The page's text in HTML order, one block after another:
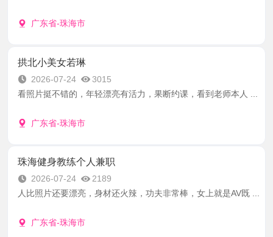
广东省-珠海市
拱北小美女若琳
2026-07-24
3015
看照片挺不错的，年轻漂亮有活力，果断约课，看到老师本人 ...
广东省-珠海市
珠海健身教练个人兼职
2026-07-24
2189
人比照片还要漂亮，身材还火辣，功夫非常棒，女上就是AV既 ...
广东省-珠海市